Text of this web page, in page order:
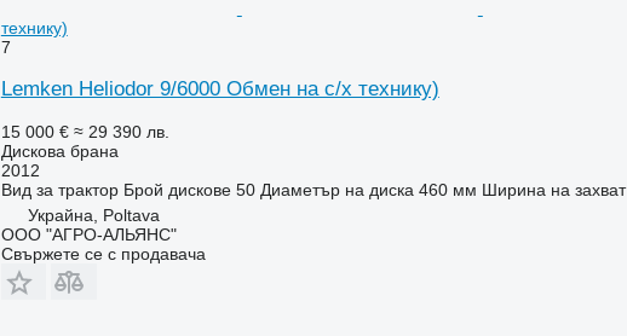
технику)
7
Lemken Heliodor 9/6000 Обмен на с/х технику)
15 000 € ≈ 29 390 лв.
Дискова брана
2012
Вид за трактор Брой дискове 50 Диаметър на диска 460 мм Ширина на захват
Украйна, Poltava
ООО "АГРО-АЛЬЯНС"
Свържете се с продавача